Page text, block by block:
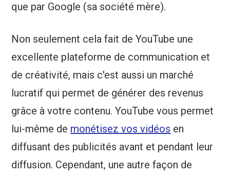
que par Google (sa société mère).
Non seulement cela fait de YouTube une
excellente plateforme de communication et
de créativité, mais c'est aussi un marché
lucratif qui permet de générer des revenus
grâce à votre contenu. YouTube vous permet
lui-même de monétisez vos vidéos en
diffusant des publicités avant et pendant leur
diffusion. Cependant, une autre façon de